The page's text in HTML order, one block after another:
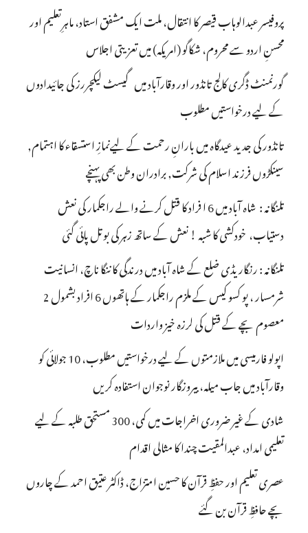
پروفیسر عبدالوہاب قیصر کا انتقال، ملت ایک مشفق استاد، ماہرِتعلیم اور
محسنِ اردو سے محروم، شکاگو (امریکہ) میں تعزیتی اجلاس
گورنمنٹ ڈگری کالج تانڈور اور وقارآباد میں گیسٹ لیکچررز کی جائیدادوں
کے لیے درخواستیں مطلوب
تانڈور کی جدید عیدگاہ میں بارانِ رحمت کے لیےنمازِ استسقاء کا اہتمام,
سینکڑوں فرزند اسلام کی شرکت, برادران وطن بھی پہنچے
تلنگانہ : شاہ آباد میں 6 ا فراد کا قتل کرنے والے راجکمار کی نعش
دستیاب، خودکشی کا شبہ ! نعش کے ساتھ زہر کی بوتل پائی گئی
تلنگانہ : رنگاریڈی ضلع کے شاہ آباد میں درندگی کا ننگا ناچ، انسانیت
شرمسار ، پو کسو کیس کے ملزم راجکمار کے ہاتھوں 6 افراد بشمول 2
معصوم بچے کے قتل کی لرزہ خیز واردات
اپولو فارمیسی میں ملازمتوں کے لیے درخواستیں مطلوب، 10 جولائی کو
وقارآباد میں جاب میلہ، بیروزگار نوجوان استفادہ کریں
شادی کے غیر ضروری اخراجات میں کمی، 300 مستحق طلبہ کے لیے
تعلیمی امداد، عبدالمقیت چندا کا مثالی اقدام
عصری تعلیم اور حفظِ قرآن کا حسین امتزاج، ڈاکٹر عتیق احمد کے چاروں
بچے حافظِ قرآن بن گئے